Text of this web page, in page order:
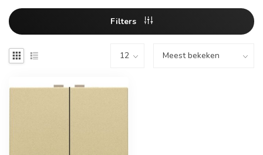
Filters